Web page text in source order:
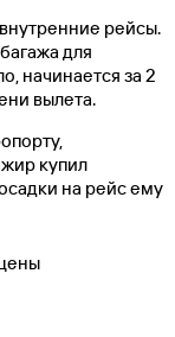
рейсы.
для
начинается за 2
вылета.
купил
на рейс ему